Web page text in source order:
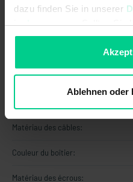
dazu finden Sie in unserer
imImpressum. Sollten Sie
sein, können Sie die
Ablehnen oder
Maintien existant:
Dimensions:
Informations
Matériau des câbles:
Couleur du boîtier:
Matériau des écrous: